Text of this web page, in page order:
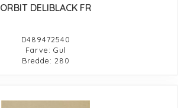
ORBIT DELIBLACK FR
D489472540
Farve: Gul
Bredde: 280